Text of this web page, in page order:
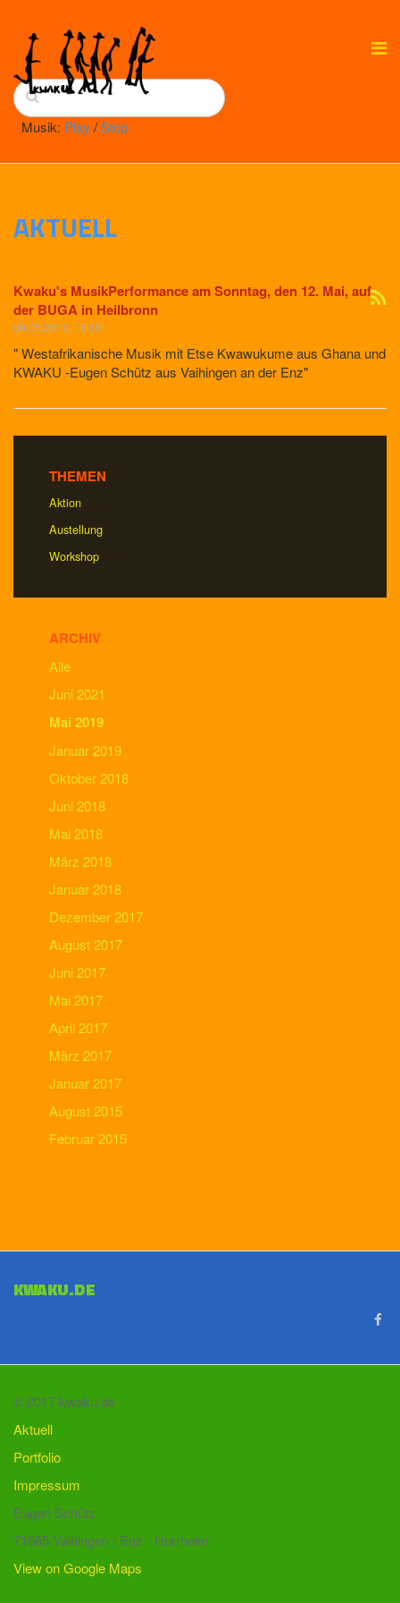
Musik: Play /Stop
AKTUELL
Kwaku's MusikPerformance am Sonntag, den 12. Mai, auf
der BUGA in Heilbronn
09.05.2019, 19:10
" Westafrikanische Musik mit Etse Kwawukume aus Ghana und
KWAKU -Eugen Schütz aus Vaihingen an der Enz"
THEMEN
Aktion
Austellung
Workshop
ARCHIV
Alle
Juni 2021
Mai 2019
Januar 2019
Oktober 2018
Juni 2018
Mai 2018
März 2018
Januar 2018
Dezember 2017
August 2017
Juni 2017
Mai 2017
April 2017
März 2017
Januar 2017
August 2015
Februar 2015
KWAKU.DE
© 2017 kwaku.de
Aktuell
Portfolio
Impressum
Eugen Schütz
71665 Vaihingen / Enz - Horrheim
View on Google Maps